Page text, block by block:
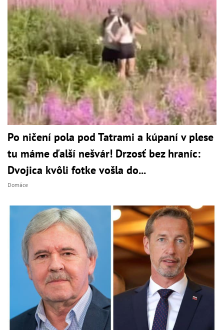
Po ničení pola pod Tatrami a kúpaní v plese
tu máme ďalší nešvár! Drzosť bez hraníc:
Dvojica kvôli fotke vošla do...
Domáce